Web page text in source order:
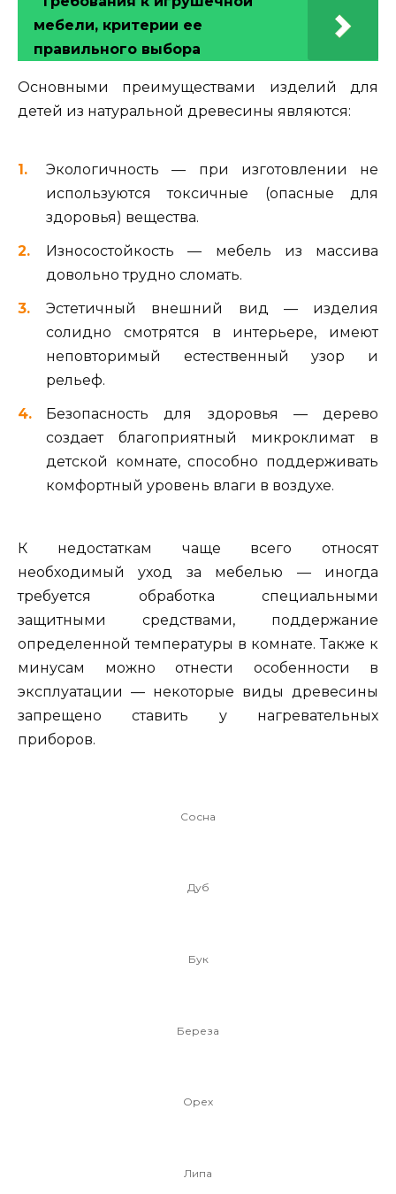
мебели, критерии ее
правильного выбора
Основными преимуществами изделий для
детей из натуральной древесины являются:
Экологичность — при изготовлении не
используются токсичные (опасные для
здоровья) вещества.
Износостойкость — мебель из массива
довольно трудно сломать.
Эстетичный внешний вид — изделия
солидно смотрятся в интерьере, имеют
неповторимый естественный узор и
рельеф.
Безопасность для здоровья — дерево
создает благоприятный микроклимат в
детской комнате, способно поддерживать
комфортный уровень влаги в воздухе.
К недостаткам чаще всего относят
необходимый уход за мебелью — иногда
требуется обработка специальными
защитными средствами, поддержание
определенной температуры в комнате. Также к
минусам можно отнести особенности в
эксплуатации — некоторые виды древесины
запрещено ставить у нагревательных
приборов.
Сосна
Дуб
Бук
Береза
Орех
Липа